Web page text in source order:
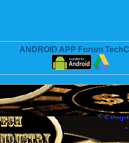
ANDROID APP Forum